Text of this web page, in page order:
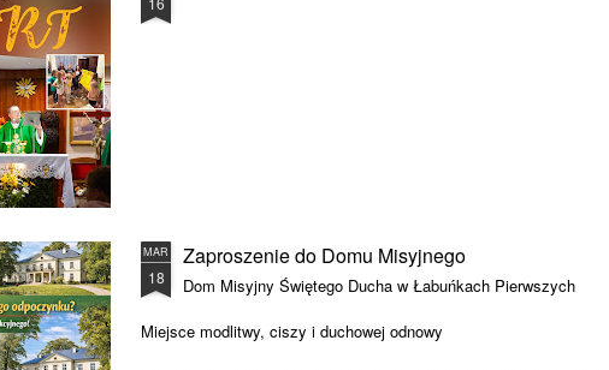
MAR
18
Zaproszenie do Domu Misyjnego
Dom Misyjny Świętego Ducha w Łabuńkach Pierwszych
Miejsce modlitwy, ciszy i duchowej odnowy